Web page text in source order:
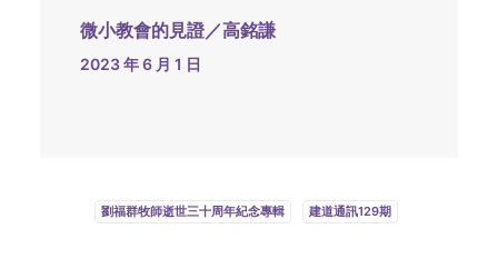
微小教會的見證／高銘謙
2023 年 6 月 1 日
劉福群牧師逝世三十周年紀念專輯 建道通訊129期